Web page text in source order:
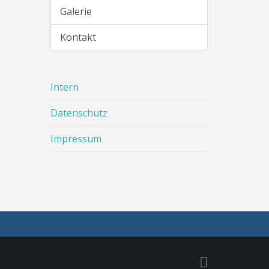
Galerie
Kontakt
Intern
Datenschutz
Impressum